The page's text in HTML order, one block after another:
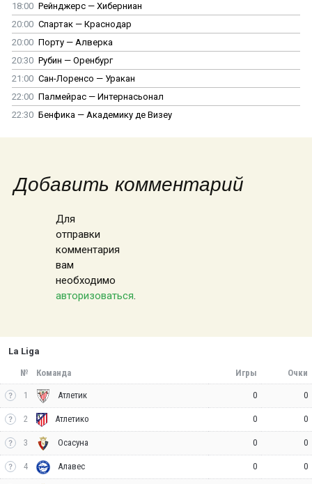
18:00 Рейнджерс — Хиберниан
20:00 Спартак — Краснодар
20:00 Порту — Алверка
20:30 Рубин — Оренбург
21:00 Сан-Лоренсо — Уракан
22:00 Палмейрас — Интернасьонал
22:30 Бенфика — Академику де Визеу
Добавить комментарий
Для
отправки
комментария
вам
необходимо
авторизоваться.
La Liga
№ Команда Игры Очки
1 Атлетик 0 0
2 Атлетико 0 0
3 Осасуна 0 0
4 Алавес 0 0